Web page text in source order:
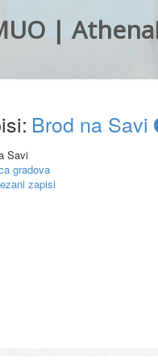
|
Brod na Savi
Savi
gradova
zapisi